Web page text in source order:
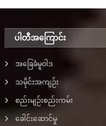
ပါတီအ‌ကြောင်း
အခြေခံမူဝါဒ
သမိုင်းအကျဉ်း
စည်းမျဉ်းစည်းကမ်း
ခေါင်းဆောင်မှု